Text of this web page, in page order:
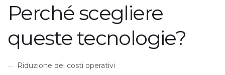
Perché scegliere
queste tecnologie?
Riduzione dei costi operativi